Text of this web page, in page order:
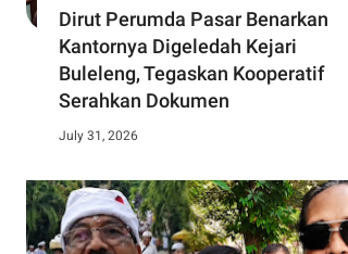
Dirut Perumda Pasar Benarkan
Kantornya Digeledah Kejari
Buleleng, Tegaskan Kooperatif
Serahkan Dokumen
July 31, 2026